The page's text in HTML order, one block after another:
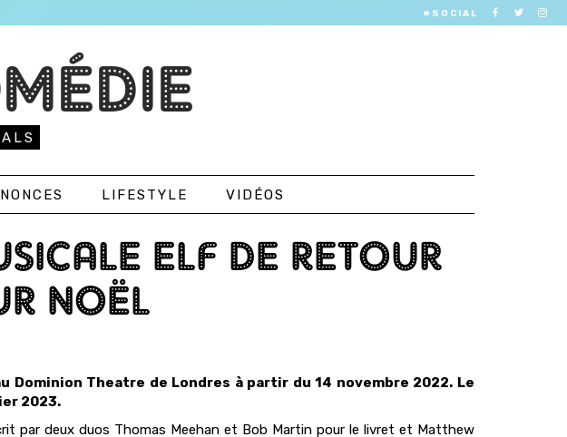
#SOCIAL
LIFESTYLE VIDÉOS
ELF DE RETOUR
NOËL
Dominion Theatre de Londres à partir du 14 novembre 2022. Le
2023.
par deux duos Thomas Meehan et Bob Martin pour le livret et Matthew